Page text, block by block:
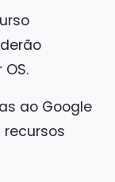
ao Google